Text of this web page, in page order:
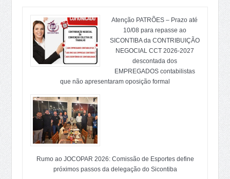
Atenção PATRÕES – Prazo até
10/08 para repasse ao
SICONTIBA da CONTRIBUIÇÃO
NEGOCIAL CCT 2026-2027
descontada dos
EMPREGADOS contabilistas
que não apresentaram oposição formal
Rumo ao JOCOPAR 2026: Comissão de Esportes define
próximos passos da delegação do Sicontiba